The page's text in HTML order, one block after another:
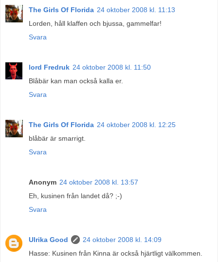
The Girls Of Florida 24 oktober 2008 kl. 11:13
Lorden, håll klaffen och bjussa, gammelfar!
Svara
lord Fredruk 24 oktober 2008 kl. 11:50
Blåbär kan man också kalla er.
Svara
The Girls Of Florida 24 oktober 2008 kl. 12:25
blåbär är smarrigt.
Svara
Anonym 24 oktober 2008 kl. 13:57
Eh, kusinen från landet då? ;-)
Svara
Ulrika Good
24 oktober 2008 kl. 14:09
Hasse: Kusinen från Kinna är också hjärtligt välkommen.